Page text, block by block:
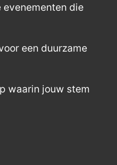
die
een duurzame
waarin jouw stem